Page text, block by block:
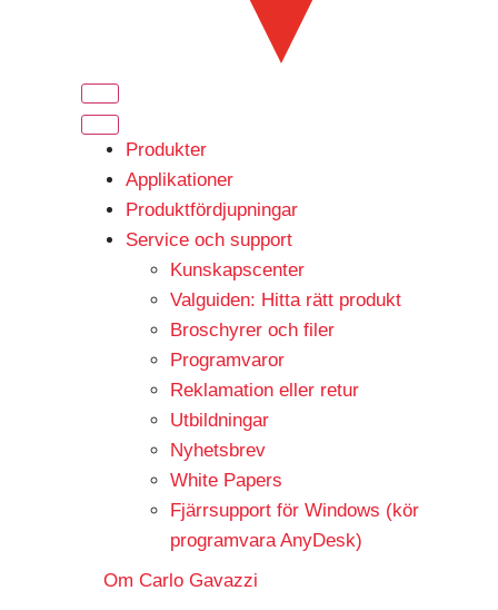
Produkter
Applikationer
Produktfördjupningar
Service och support
Kunskapscenter
Valguiden: Hitta rätt produkt
Broschyrer och filer
Programvaror
Reklamation eller retur
Utbildningar
Nyhetsbrev
White Papers
Fjärrsupport för Windows (kör
programvara AnyDesk)
Om Carlo Gavazzi